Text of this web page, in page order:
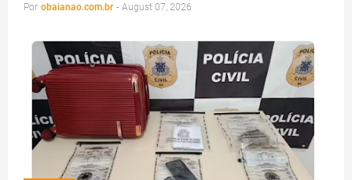
Por obaianao.com.br - August 07, 2026